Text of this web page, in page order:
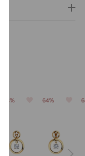
64% 64%